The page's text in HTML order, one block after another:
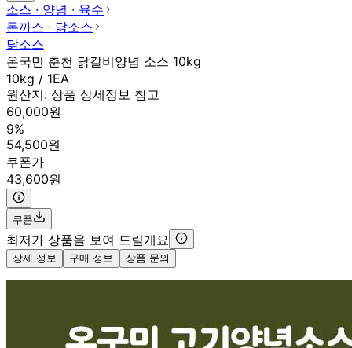
소스 ∙ 양념 ∙ 육수
돈까스 ∙ 닭소스
닭소스
온국민 춘천 닭갈비양념 소스 10kg
10kg / 1EA
원산지: 상품 상세정보 참고
60,000원
9%
54,500원
쿠폰가
43,600원
쿠폰
최저가 상품을 보여 드릴게요
상세 정보 구매 정보 상품 문의